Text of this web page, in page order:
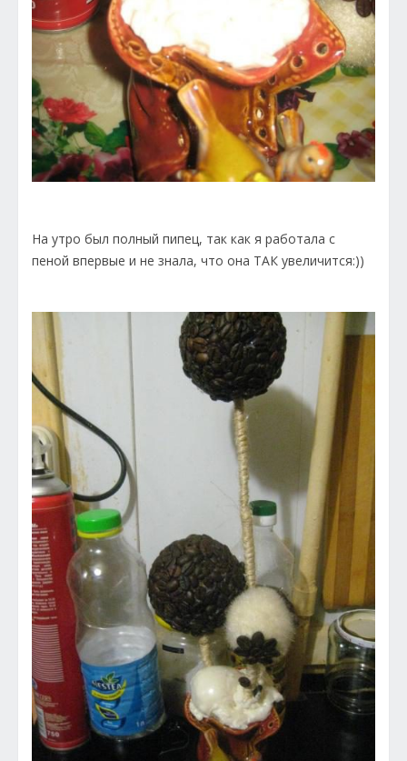
На утро был полный пипец, так как я работала с
пеной впервые и не знала, что она ТАК увеличится:))